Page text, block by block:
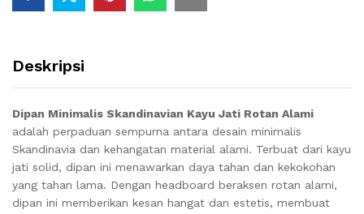
Deskripsi
Dipan Minimalis Skandinavian Kayu Jati Rotan Alami
adalah perpaduan sempurna antara desain minimalis
Skandinavia dan kehangatan material alami. Terbuat dari kayu
jati solid, dipan ini menawarkan daya tahan dan kekokohan
yang tahan lama. Dengan headboard beraksen rotan alami,
dipan ini memberikan kesan hangat dan estetis, membuat